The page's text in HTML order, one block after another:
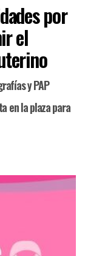
por
el
y PAP
en la plaza para